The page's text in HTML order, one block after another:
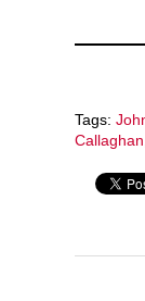
Tags:
Callaghan